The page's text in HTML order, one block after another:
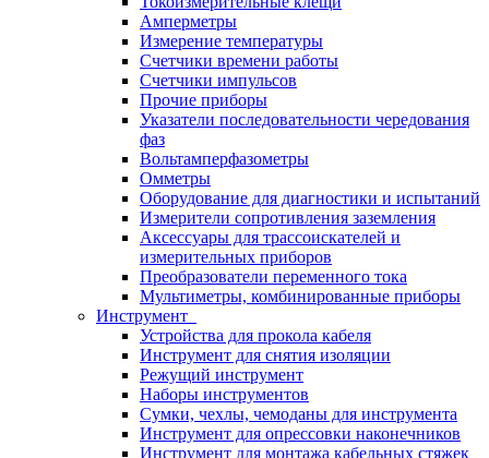
Амперметры
Измерение температуры
Счетчики времени работы
Счетчики импульсов
Прочие приборы
Указатели последовательности чередования
фаз
Вольтамперфазометры
Омметры
Оборудование для диагностики и испытаний
Измерители сопротивления заземления
Аксессуары для трассоискателей и
измерительных приборов
Преобразователи переменного тока
Мультиметры, комбинированные приборы
Инструмент
Устройства для прокола кабеля
Инструмент для снятия изоляции
Режущий инструмент
Наборы инструментов
Сумки, чехлы, чемоданы для инструмента
Инструмент для опрессовки наконечников
Инструмент для монтажа кабельных стяжек